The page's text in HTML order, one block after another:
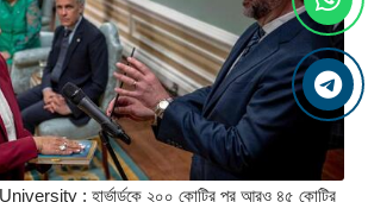
: হার্ভার্ডকে ২০০ কোটির পর আরও ৪৫ কোটির